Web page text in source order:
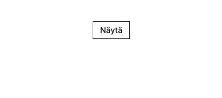
Näytä